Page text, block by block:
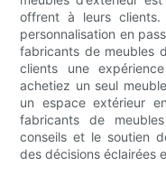
offrent à leurs
personnalisation en
fabricants de meubles
clients une
achetiez un seul
un espace extérieur
fabricants de
conseils et le soutien
des décisions éclairées